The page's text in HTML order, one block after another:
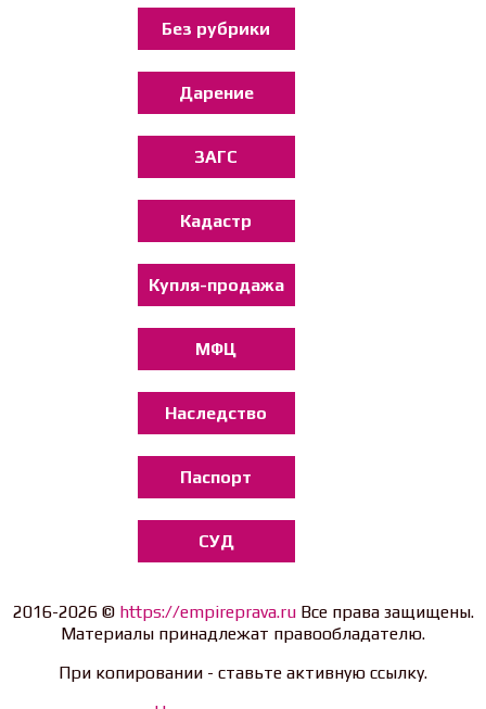
Без рубрики
Дарение
ЗАГС
Кадастр
Купля-продажа
МФЦ
Наследство
Паспорт
СУД
2016-2026 © https://empireprava.ruВсе права защищены.
Материалы принадлежат правообладателю.
При копировании - ставьте активную ссылку.